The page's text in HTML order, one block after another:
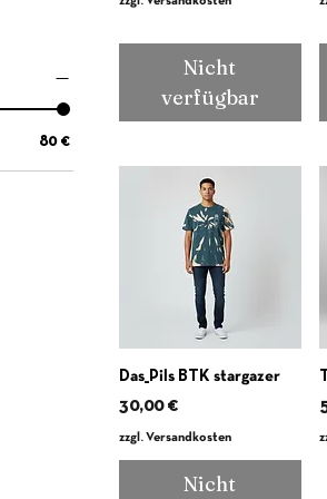
80 €
Nicht
verfügbar
Das_Pils BTK stargazer
Preis
30,00 €
zzgl. Versandkosten
Nicht